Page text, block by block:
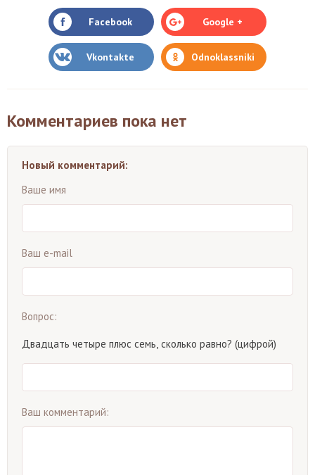
Facebook Google +
Vkontakte Odnoklassniki
Комментариев пока нет
Новый комментарий:
Ваше имя
Ваш e-mail
Вопрос:
Двадцать четыре плюс семь, сколько равно? (цифрой)
Ваш комментарий: